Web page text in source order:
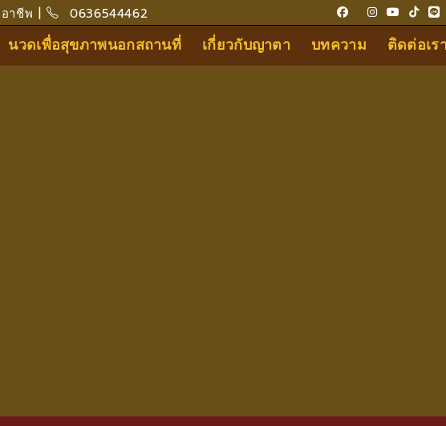
าชีพ | 0636544462
นวดเพื่อสุขภาพนอกสถานที่ เกี่ยวกับญาตา บทความ ติดต่อเร